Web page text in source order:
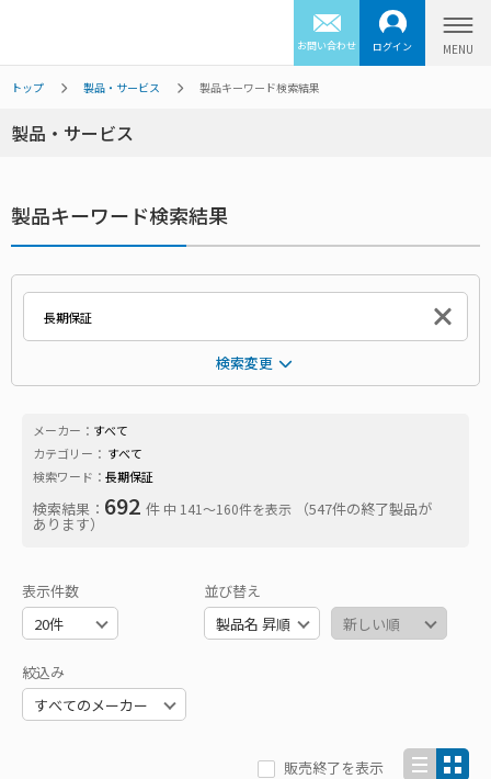
お問い合わせ ログイン
トップ 製品・サービス 製品キーワード検索結果
製品・サービス
製品キーワード検索結果
検索変更
メーカー： すべて
カテゴリー： すべて
検索ワード： 長期保証
検索結果： 692 件 中 141〜160件を表示 （547件の終了製品が
あります）
表示件数 並び替え
絞込み
販売終了を表示